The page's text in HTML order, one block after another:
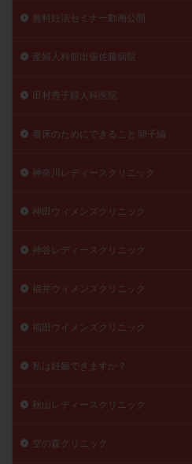
無料妊活セミナー動画公開
産婦人科舘出張佐藤病院
田村秀子婦人科医院
着床のためにできること 卵子編
神奈川レディースクリニック
神田ウィメンズクリニック
神谷レディースクリニック
福井ウィメンズクリニック
福田ウイメンズクリニック
私は妊娠できますか？
秋山レディースクリニック
空の森クリニック